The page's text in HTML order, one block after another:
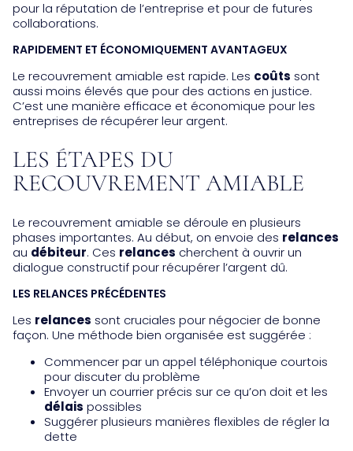
pour la réputation de l’entreprise et pour de futures
collaborations.
RAPIDEMENT ET ÉCONOMIQUEMENT AVANTAGEUX
Le recouvrement amiable est rapide. Les coûts sont
aussi moins élevés que pour des actions en justice.
C’est une manière efficace et économique pour les
entreprises de récupérer leur argent.
LES ÉTAPES DU
RECOUVREMENT AMIABLE
Le recouvrement amiable se déroule en plusieurs
phases importantes. Au début, on envoie des relances
au débiteur. Ces relances cherchent à ouvrir un
dialogue constructif pour récupérer l’argent dû.
LES RELANCES PRÉCÉDENTES
Les relances sont cruciales pour négocier de bonne
façon. Une méthode bien organisée est suggérée :
Commencer par un appel téléphonique courtois
pour discuter du problème
Envoyer un courrier précis sur ce qu’on doit et les
délais possibles
Suggérer plusieurs manières flexibles de régler la
dette